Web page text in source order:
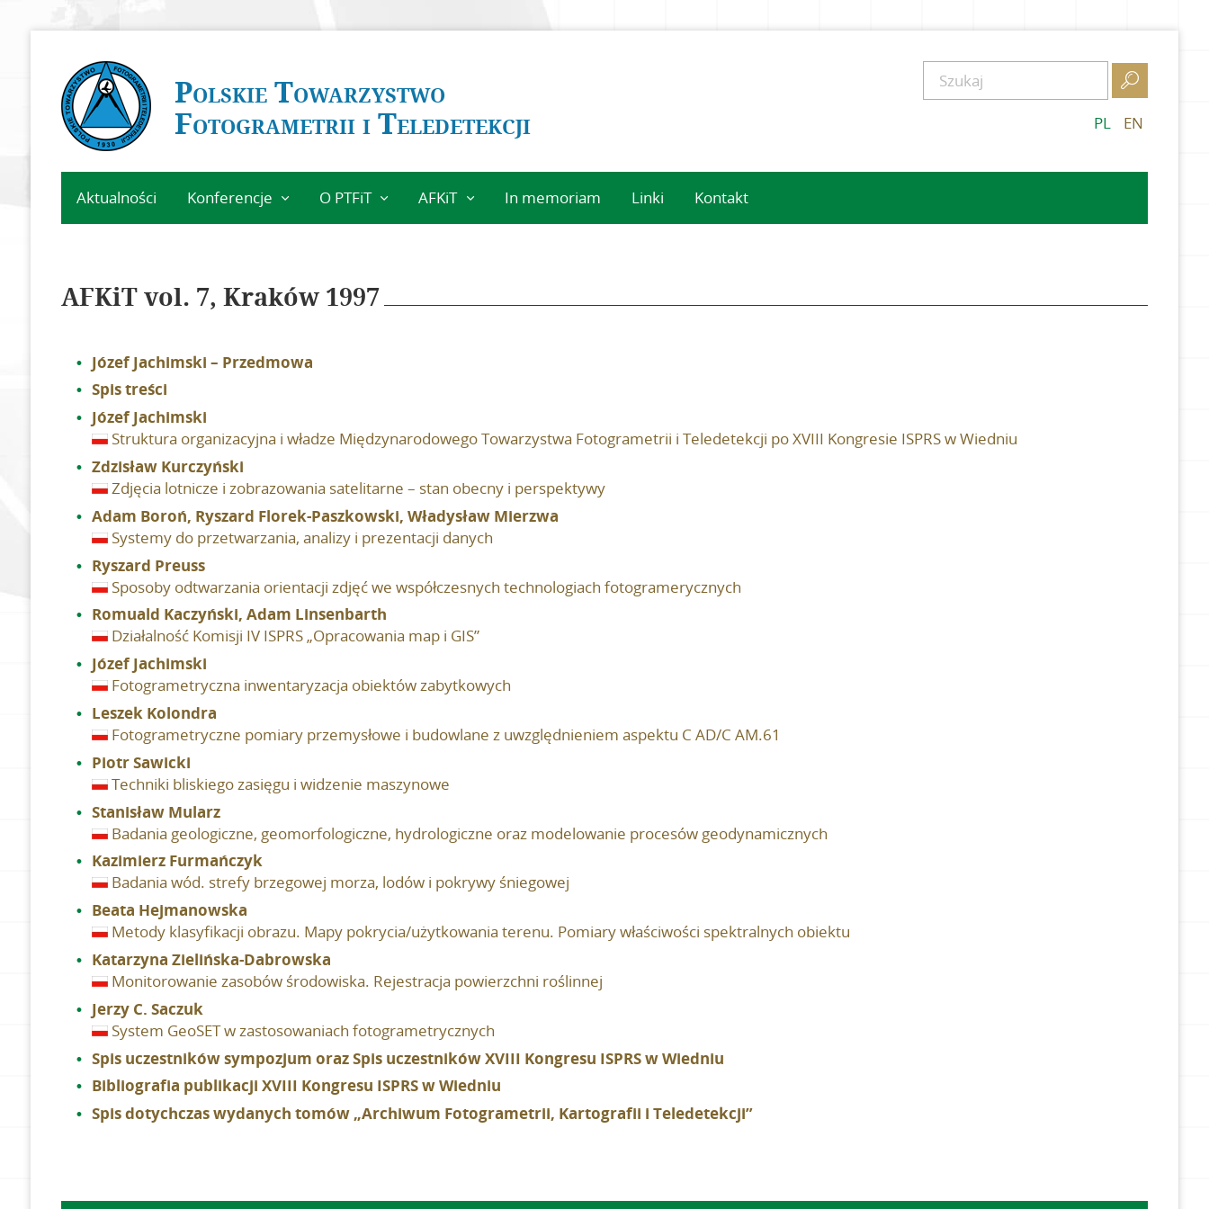
Polskie Towarzystwo
Fotogrametrii i Teledetekcji

PL EN
Aktualności Konferencje
XXIV Sympozjum
wydarzeń
O PTFiT
Poprzednie
AFKiT
Recenzenci
In memoriam Linki Kontakt
AFKiT vol. 7, Kraków 1997
Józef Jachimski – Przedmowa
Spis treści
Józef Jachimski
Struktura organizacyjna i władze Międzynarodowego Towarzystwa Fotogrametrii i Teledetekcji po XVIII Kongresie ISPRS w Wiedniu
Zdzisław Kurczyński
Zdjęcia lotnicze i zobrazowania satelitarne – stan obecny i perspektywy
Adam Boroń, Ryszard Florek-Paszkowski, Władysław Mierzwa
Systemy do przetwarzania, analizy i prezentacji danych
Ryszard Preuss
Sposoby odtwarzania orientacji zdjęć we współczesnych technologiach fotogramerycznych
Romuald Kaczyński, Adam Linsenbarth
Działalność Komisji IV ISPRS „Opracowania map i GIS”
Józef Jachimski
Fotogrametryczna inwentaryzacja obiektów zabytkowych
Leszek Kolondra
Fotogrametryczne pomiary przemysłowe i budowlane z uwzględnieniem aspektu C AD/C AM.61
Piotr Sawicki
Techniki bliskiego zasięgu i widzenie maszynowe
Stanisław Mularz
Badania geologiczne, geomorfologiczne, hydrologiczne oraz modelowanie procesów geodynamicznych
Kazimierz Furmańczyk
Badania wód. strefy brzegowej morza, lodów i pokrywy śniegowej
Beata Hejmanowska
Metody klasyfikacji obrazu. Mapy pokrycia/użytkowania terenu. Pomiary właściwości spektralnych obiektu
Katarzyna Zielińska-Dabrowska
Monitorowanie zasobów środowiska. Rejestracja powierzchni roślinnej
Jerzy C. Saczuk
System GeoSET w zastosowaniach fotogrametrycznych
Spis uczestników sympozjum oraz Spis uczestników XVIII Kongresu ISPRS w Wiedniu
Bibliografia publikacji XVIII Kongresu ISPRS w Wiedniu
Spis dotychczas wydanych tomów „Archiwum Fotogrametrii, Kartografii i Teledetekcji”